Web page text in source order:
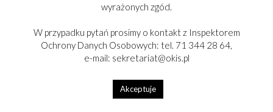
LEGNICKIE LATO KULTURALNE 2026
Legnica przygotowała wyjątkowo bogaty program wakacyjnych
wydarzeń kulturalnych. W ramach „Legnickiego Lata
Kulturalnego” odbędą się koncerty, seanse filmowe pod gołym
niebem, festiwale oraz liczne wydarzenia plenerowe dla
wyrażonych zgód.
W przypadku pytań prosimy o kontakt z Inspektorem
Ochrony Danych Osobowych: tel. 71 344 28 64,
e-mail: sekretariat@okis.pl
Akceptuje